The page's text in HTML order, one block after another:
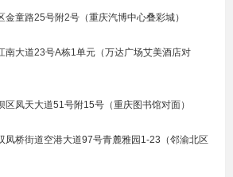
童路25号附2号（重庆汽博中心叠彩城）
大道23号A栋1单元（万达广场艾美酒店对
凤天大道51号附15号（重庆图书馆对面）
桥街道空港大道97号青麓雅园1-23（邻渝北区